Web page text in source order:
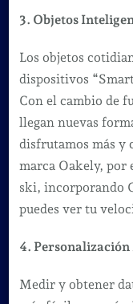
3. Objetos
Los objetos
dispositivos
Con el cambio de
llegan nuevas
disfrutamos más y
marca Oakely, por
ski, incorporando
puedes ver tu
4.
Medir y obtener